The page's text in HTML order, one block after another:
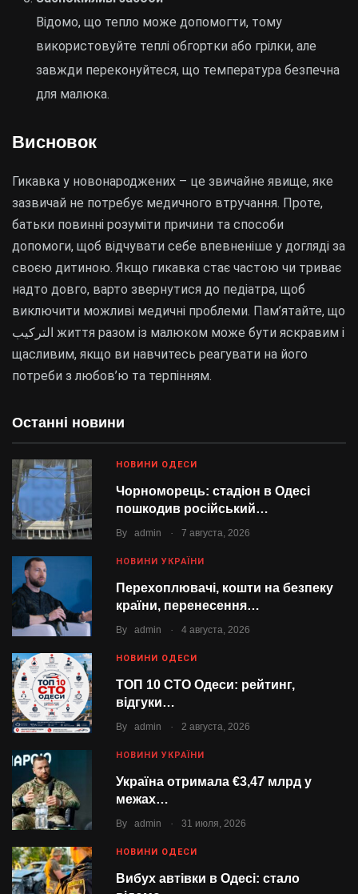
Останні новини
НОВИНИ ОДЕСИ
Чорноморець: стадіон в Одесі
пошкодив російський…
By admin . 7 августа, 2026
НОВИНИ УКРАЇНИ
Перехоплювачі, кошти на безпеку
країни, перенесення…
By admin . 4 августа, 2026
НОВИНИ ОДЕСИ
ТОП 10 СТО Одеси: рейтинг,
відгуки…
By admin . 2 августа, 2026
НОВИНИ УКРАЇНИ
Україна отримала €3,47 млрд у
межах…
By admin . 31 июля, 2026
НОВИНИ ОДЕСИ
Вибух автівки в Одесі: стало
Відомо, що тепло може допомогти, тому
використовуйте теплі обгортки або грілки, але
завжди переконуйтеся, що температура безпечна
для малюка.
Висновок
Гикавка у новонароджених – це звичайне явище, яке
зазвичай не потребує медичного втручання. Проте,
батьки повинні розуміти причини та способи
допомоги, щоб відчувати себе впевненіше у догляді за
своєю дитиною. Якщо гикавка стає частою чи триває
надто довго, варто звернутися до педіатра, щоб
виключити можливі медичні проблеми. Пам’ятайте, що
التركیب життя разом із малюком може бути яскравим і
щасливим, якщо ви навчитесь реагувати на його
потреби з любов’ю та терпінням.